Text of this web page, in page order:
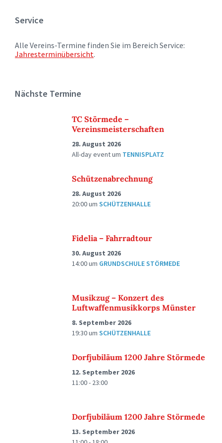
Service
Alle Vereins-Termine finden Sie im Bereich Service:
Jahresterminübersicht.
Nächste Termine
TC Störmede –
Vereinsmeisterschaften
28. August 2026
All-day eventum TENNISPLATZ
Schützenabrechnung
28. August 2026
20:00um SCHÜTZENHALLE
Fidelia – Fahrradtour
30. August 2026
14:00um GRUNDSCHULE STÖRMEDE
Musikzug – Konzert des
Luftwaffenmusikkorps Münster
8. September 2026
19:30um SCHÜTZENHALLE
Dorfjubiläum 1200 Jahre Störmede
12. September 2026
11:00 - 23:00
Dorfjubiläum 1200 Jahre Störmede
13. September 2026